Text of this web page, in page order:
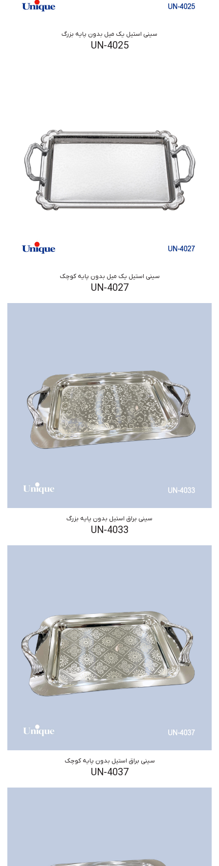
سینی استیل یک میل بدون پایه بزرگ
UN-4025
سینی استیل یک میل بدون پایه کوچک
UN-4027
سینی براق استیل بدون پایه بزرگ
UN-4033
سینی براق استیل بدون پایه کوچک
UN-4037